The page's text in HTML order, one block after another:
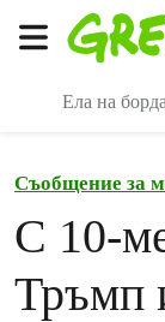
Ела на
Съобщение за
С 10-
Тръмп